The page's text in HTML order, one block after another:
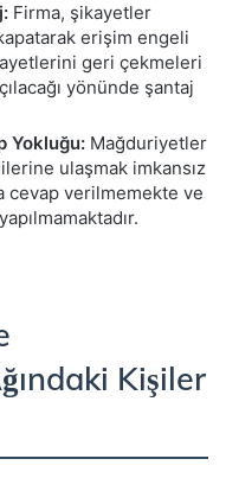
Firma, şikayetler
erişim engeli
geri çekmeleri
yönünde şantaj
Yokluğu: Mağduriyetler
ulaşmak imkansız
cevap verilmemekte ve
Kişiler